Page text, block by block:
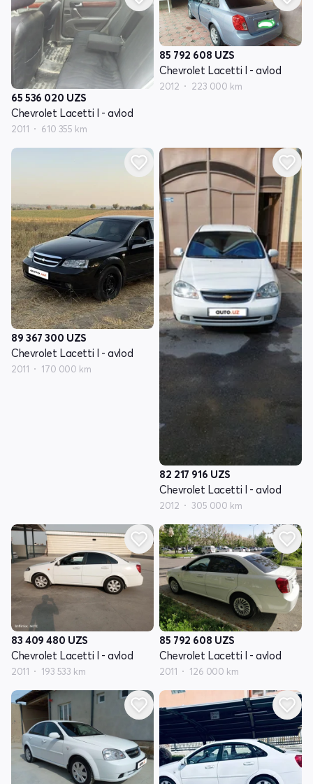
65 536 020 UZS
Chevrolet Lacetti I - avlod
2011 610 355 km
85 792 608 UZS
Chevrolet Lacetti I - avlod
2012 223 000 km
89 367 300 UZS
Chevrolet Lacetti I - avlod
2011 170 000 km
82 217 916 UZS
Chevrolet Lacetti I - avlod
2012 305 000 km
83 409 480 UZS
Chevrolet Lacetti I - avlod
2011 193 533 km
85 792 608 UZS
Chevrolet Lacetti I - avlod
2011 126 000 km